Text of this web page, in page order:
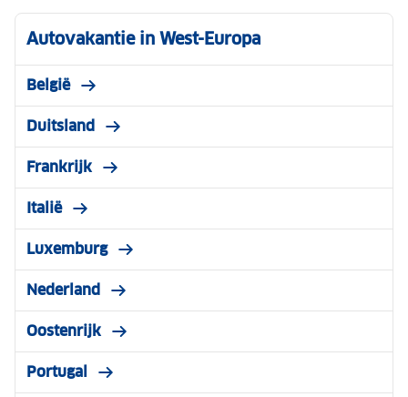
Autovakantie in West-Europa
België
Duitsland
Frankrijk
Italië
Luxemburg
Nederland
Oostenrijk
Portugal